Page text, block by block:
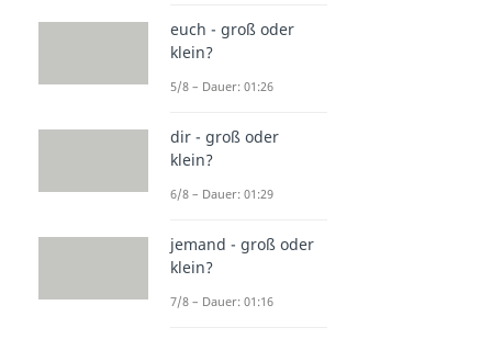
euch - groß oder
klein?
5/8 – Dauer: 01:26
dir - groß oder
klein?
6/8 – Dauer: 01:29
jemand - groß oder
klein?
7/8 – Dauer: 01:16